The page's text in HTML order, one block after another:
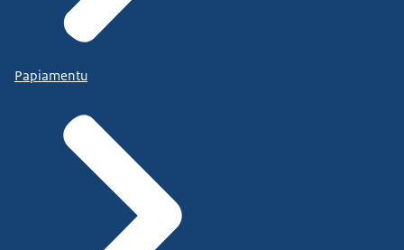
Papiamentu